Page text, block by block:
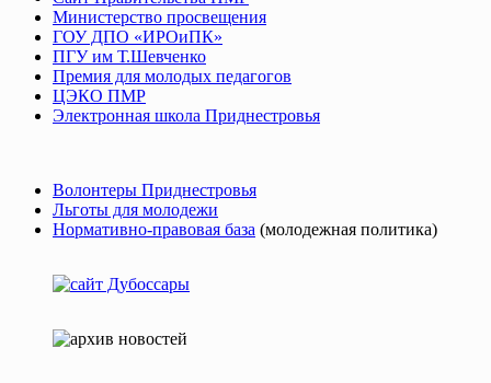
Министерство просвещения
ГОУ ДПО «ИРОиПК»
ПГУ им Т.Шевченко
Премия для молодых педагогов
ЦЭКО ПМР
Электронная школа Приднестровья
Волонтеры Приднестровья
Льготы для молодежи
Нормативно-правовая база (молодежная политика)